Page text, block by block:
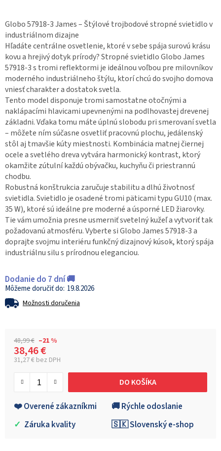
Globo 57918-3 James – Štýlové trojbodové stropné svietidlo v
industriálnom dizajne
Hľadáte centrálne osvetlenie, ktoré v sebe spája surovú krásu
kovu a hrejivý dotyk prírody? Stropné svietidlo Globo James
57918-3 s tromi reflektormi je ideálnou voľbou pre milovníkov
moderného industriálneho štýlu, ktorí chcú do svojho domova
vniesť charakter a dostatok svetla.
Tento model disponuje tromi samostatne otočnými a
naklápacími hlavicami upevnenými na podlhovastej drevenej
základni. Vďaka tomu máte úplnú slobodu pri smerovaní svetla
– môžete ním súčasne osvetliť pracovnú plochu, jedálenský
stôl aj tmavšie kúty miestnosti. Kombinácia matnej čiernej
ocele a svetlého dreva vytvára harmonický kontrast, ktorý
okamžite zútulní každú obývačku, kuchyňu či priestrannú
chodbu.
Robustná konštrukcia zaručuje stabilitu a dlhú životnosť
svietidla. Svietidlo je osadené tromi päticami typu GU10 (max.
35 W), ktoré sú ideálne pre moderné a úsporné LED žiarovky.
Tie vám umožnia presne usmerniť svetelný kužeľ a vytvoriť tak
požadovanú atmosféru. Vyberte si Globo James 57918-3 a
doprajte svojmu interiéru funkčný dizajnový kúsok, ktorý spája
industriálnu silu s prírodnou eleganciou.
Dodanie do 7 dní 🚚
19.8.2026
Možnosti doručenia
48,99 € –21 %
38,46 €
31,27 € bez DPH
DO KOŠÍKA
❤️ Overené zákazníkmi
🚚 Rýchle odoslanie
✓ Záruka kvality 🇸🇰 Slovenský e-shop